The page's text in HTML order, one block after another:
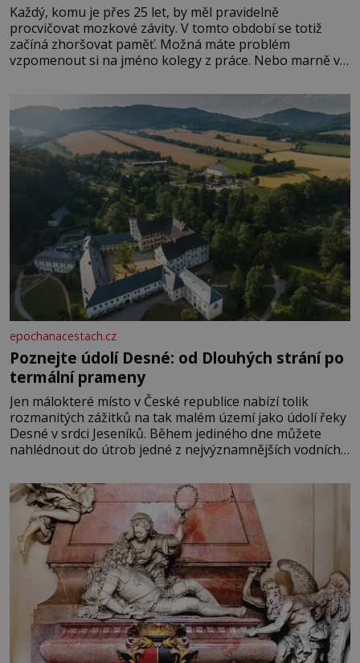
Každý, komu je přes 25 let, by měl pravidelně
procvičovat mozkové závity. V tomto období se totiž
začíná zhoršovat paměť. Možná máte problém
vzpomenout si na jméno kolegy z práce. Nebo marně v
Je to opravdu tak, s věkem jako kdyby se paměť
rozhodla stávkovat. Cvičte
epochanacestach.cz
Poznejte údolí Desné: od Dlouhých strání po
termální prameny
Jen málokteré místo v České republice nabízí tolik
rozmanitých zážitků na tak malém území jako údolí řeky
Desné v srdci Jeseníků. Během jediného dne můžete
nahlédnout do útrob jedné z nejvýznamnějších vodních
se na koloběžce a den zakončit poznáváním památek ve
Velkých Losinách nebo v termálním